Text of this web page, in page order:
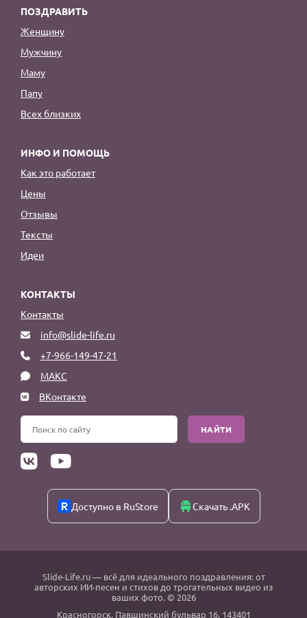
ПОЗДРАВИТЬ
Женщину
Мужчину
Маму
Папу
Всех близких
ИНФО И ПОМОЩЬ
Как это работает
Цены
Отзывы
Тексты
Идеи
КОНТАКТЫ
Контакты
info@slide-life.ru
+7-966-149-47-21
МАКС
ВКонтакте
НАЙТИ
Доступно в RuStore Скачать .APK
Slide-Life.ru— всё для идеального поздравления: от
авторских ИИ-песен и стихов до трогательных видео из
ваших фото. © 2026
Красногорск, Павшинский бульвар 16, 143401